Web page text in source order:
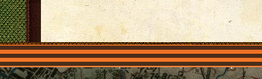
Главная Имена Общественные объединения Проекты